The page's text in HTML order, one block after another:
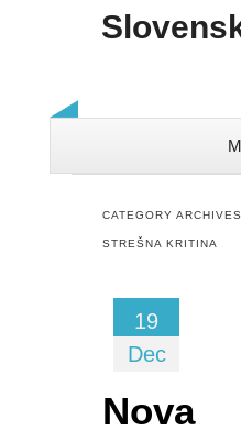
CATEGORY
STREŠNA KRITINA
19
Dec
Nova